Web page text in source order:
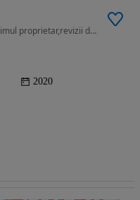
1987 cm3 • 184 CP • Stare impecabila,primul proprietar,revizii doar la reprezentanta
2020